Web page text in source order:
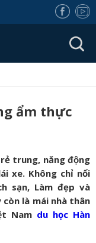
ẩm thực
trung, năng động
xe. Không chỉ nổi
sạn, Làm đẹp và
là mái nhà thân
Nam du học Hàn